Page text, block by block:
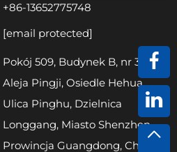
+86-13652775748
[email protected]
Pokój 509, Budynek B, nr 321,
Aleja Pingji, Osiedle Hehua,
Ulica Pinghu, Dzielnica
Longgang, Miasto Shenzhen,
Prowincja Guangdong, Chiny